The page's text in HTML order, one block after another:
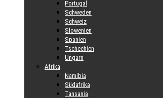
Portugal
Schweden
Schweiz
Slowenien
Spanien
Tschechien
Ungarn
Afrika
Namibia
Südafrika
Tansania